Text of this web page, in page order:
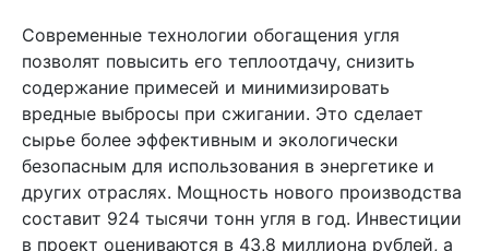
Современные технологии обогащения угля
позволят повысить его теплоотдачу, снизить
содержание примесей и минимизировать
вредные выбросы при сжигании. Это сделает
сырье более эффективным и экологически
безопасным для использования в энергетике и
других отраслях. Мощность нового производства
составит 924 тысячи тонн угля в год. Инвестиции
в проект оцениваются в 43,8 миллиона рублей, а